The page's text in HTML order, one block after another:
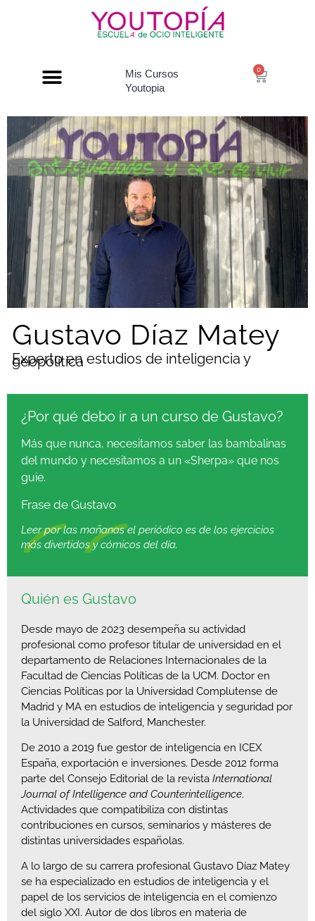
Mis Cursos
Youtopia
0
Gustavo Díaz Matey
Experto en estudios de inteligencia y
geopolítica
¿Por qué debo ir a un curso de Gustavo?
Más que nunca, necesitamos saber las bambalinas
del mundo y necesitamos a un «Sherpa» que nos
guie.
Frase de Gustavo
Leer por las mañanas el periódico es de los ejercicios
más divertidos y cómicos del día.
Quién es Gustavo
Desde mayo de 2023 desempeña su actividad
profesional como profesor titular de universidad en el
departamento de Relaciones Internacionales de la
Facultad de Ciencias Políticas de la UCM. Doctor en
Ciencias Políticas por la Universidad Complutense de
Madrid y MA en estudios de inteligencia y seguridad por
la Universidad de Salford, Manchester.
De 2010 a 2019 fue gestor de inteligencia en ICEX
España, exportación e inversiones. Desde 2012 forma
parte del Consejo Editorial de la revista International
Journal of Intelligence and Counterintelligence.
Actividades que compatibiliza con distintas
contribuciones en cursos, seminarios y másteres de
distintas universidades españolas.
A lo largo de su carrera profesional Gustavo Díaz Matey
se ha especializado en estudios de inteligencia y el
papel de los servicios de inteligencia en el comienzo
del siglo XXI. Autor de dos libros en materia de